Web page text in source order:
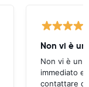
Non vi è
Non vi è un
immediato e
contattare